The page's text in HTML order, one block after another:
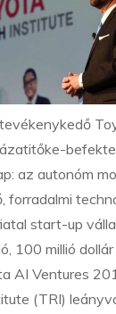
az autonóm
forradalmi
start-up
100 millió
AI Ventures
(TRI)